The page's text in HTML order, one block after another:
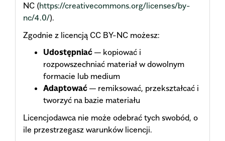
NC (https://creativecommons.org/licenses/by-
nc/4.0/).
Zgodnie z licencją CC BY-NC możesz:
Udostępniać — kopiować i
rozpowszechniać materiał w dowolnym
formacie lub medium
Adaptować — remiksować, przekształcać i
tworzyć na bazie materiału
Licencjodawca nie może odebrać tych swobód, o
ile przestrzegasz warunków licencji.